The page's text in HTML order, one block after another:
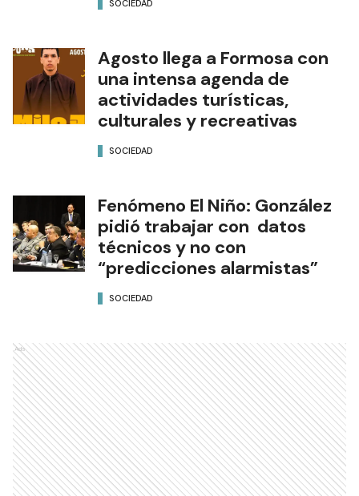
SOCIEDAD
Agosto llega a Formosa con
una intensa agenda de
actividades turísticas,
culturales y recreativas
SOCIEDAD
Fenómeno El Niño: González
pidió trabajar con datos
técnicos y no con
“predicciones alarmistas”
SOCIEDAD
Ads